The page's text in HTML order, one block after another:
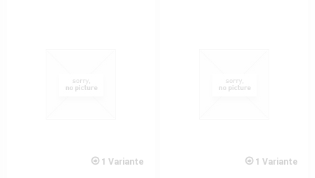
1 Variante 1 Variante